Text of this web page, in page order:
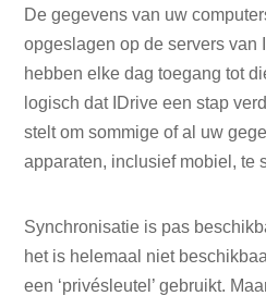
De gegevens van uw
opgeslagen op de servers van
hebben elke dag toegang tot
logisch dat IDrive een stap
stelt om sommige of al uw
apparaten, inclusief mobiel, te
Synchronisatie is pas
het is helemaal niet
een ‘privésleutel’ gebruikt.